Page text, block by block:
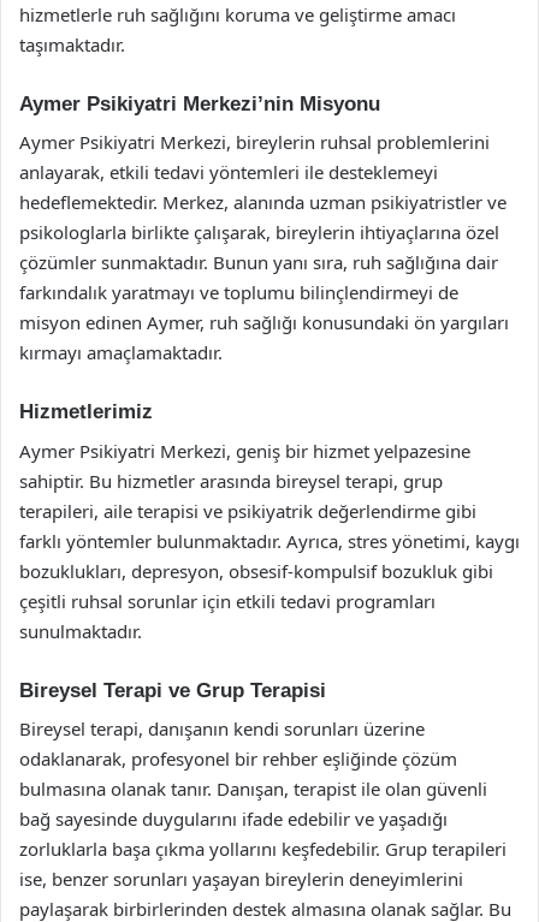
hizmetlerle ruh sağlığını koruma ve geliştirme amacı
taşımaktadır.
Aymer Psikiyatri Merkezi’nin Misyonu
Aymer Psikiyatri Merkezi, bireylerin ruhsal problemlerini
anlayarak, etkili tedavi yöntemleri ile desteklemeyi
hedeflemektedir. Merkez, alanında uzman psikiyatristler ve
psikologlarla birlikte çalışarak, bireylerin ihtiyaçlarına özel
çözümler sunmaktadır. Bunun yanı sıra, ruh sağlığına dair
farkındalık yaratmayı ve toplumu bilinçlendirmeyi de
misyon edinen Aymer, ruh sağlığı konusundaki ön yargıları
kırmayı amaçlamaktadır.
Hizmetlerimiz
Aymer Psikiyatri Merkezi, geniş bir hizmet yelpazesine
sahiptir. Bu hizmetler arasında bireysel terapi, grup
terapileri, aile terapisi ve psikiyatrik değerlendirme gibi
farklı yöntemler bulunmaktadır. Ayrıca, stres yönetimi, kaygı
bozuklukları, depresyon, obsesif-kompulsif bozukluk gibi
çeşitli ruhsal sorunlar için etkili tedavi programları
sunulmaktadır.
Bireysel Terapi ve Grup Terapisi
Bireysel terapi, danışanın kendi sorunları üzerine
odaklanarak, profesyonel bir rehber eşliğinde çözüm
bulmasına olanak tanır. Danışan, terapist ile olan güvenli
bağ sayesinde duygularını ifade edebilir ve yaşadığı
zorluklarla başa çıkma yollarını keşfedebilir. Grup terapileri
ise, benzer sorunları yaşayan bireylerin deneyimlerini
paylaşarak birbirlerinden destek almasına olanak sağlar. Bu